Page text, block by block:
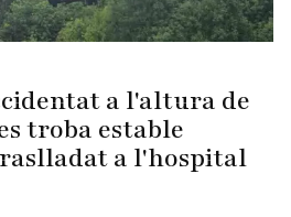
a l'altura de
troba estable
a l'hospital